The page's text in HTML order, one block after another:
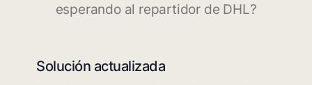
esperando al repartidor de DHL?
Solución actualizada